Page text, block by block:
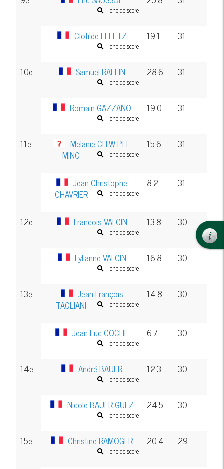
Fiche de score
Clotilde LEFETZ
Fiche de score
19.1 31
10e Samuel RAFFIN
Fiche de score
28.6 31
Romain GAZZANO
Fiche de score
19.0 31
11e
Melanie CHIW PEE
MING
Fiche de score
15.6 31
Jean Christophe
CHAVRIER
Fiche de score
8.2 31
12e Francois VALCIN
Fiche de score
13.8 30
Lylianne VALCIN
Fiche de score
16.8 30
13e
Jean-François
TAGLIANI
Fiche de score
14.8 30
Jean-Luc COCHE
Fiche de score
6.7 30
14e André BAUER
Fiche de score
12.3 30
Nicole BAUER GUEZ
Fiche de score
24.5 30
15e Christine RAMOGER
Fiche de score
20.4 29